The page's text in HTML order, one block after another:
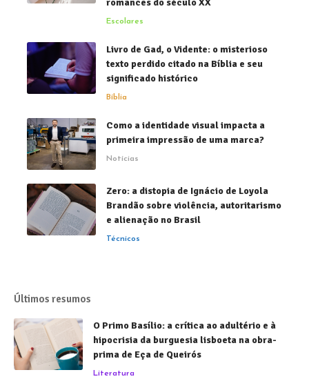
romances do século XX
Escolares
Livro de Gad, o Vidente: o misterioso
texto perdido citado na Bíblia e seu
significado histórico
Bíblia
Como a identidade visual impacta a
primeira impressão de uma marca?
Notícias
Zero: a distopia de Ignácio de Loyola
Brandão sobre violência, autoritarismo
e alienação no Brasil
Técnicos
Últimos resumos
O Primo Basílio: a crítica ao adultério e à
hipocrisia da burguesia lisboeta na obra-
prima de Eça de Queirós
Literatura